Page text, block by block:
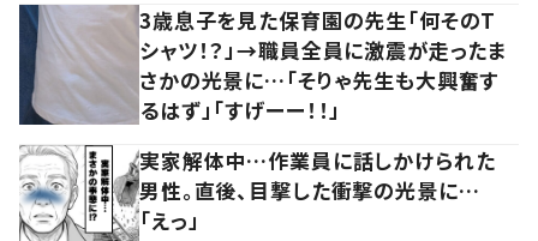
3歳息子を見た保育園の先生「何そのT
シャツ！？」→職員全員に激震が走ったま
さかの光景に…「そりゃ先生も大興奮す
るはず」「すげーー！！」
実家解体中…作業員に話しかけられた
男性。直後、目撃した衝撃の光景に…
「えっ」